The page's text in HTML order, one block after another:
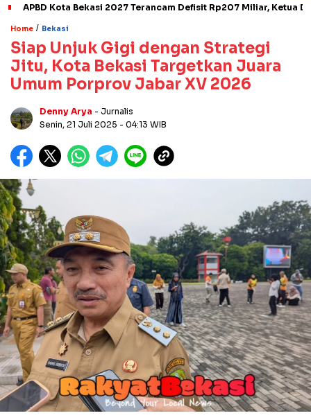
APBD Kota Bekasi 2027 Terancam Defisit Rp207 Miliar, Ketua
Home / Bekasi
Siap Unjuk Gigi dengan Strategi
Jitu, Kota Bekasi Targetkan Juara
Umum Porprov Jabar XV 2026
Denny Arya - Jurnalis
Senin, 21 Juli 2025 - 04:13 WIB